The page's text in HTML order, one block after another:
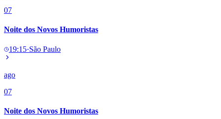
07
Noite dos Novos Humoristas
19:15·São Paulo
ago
07
Noite dos Novos Humoristas